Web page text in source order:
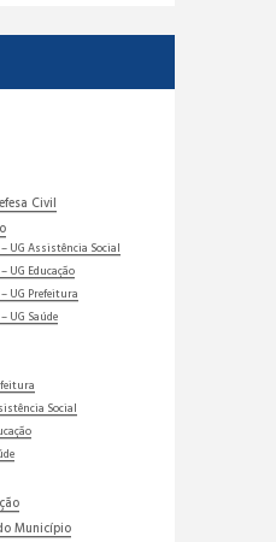
Civil
UG Assistência Social
UG Educação
UG Prefeitura
UG Saúde
Social
Município